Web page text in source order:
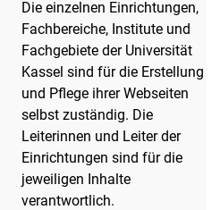
Die einzelnen Einrichtungen,
Fachbereiche, Institute und
Fachgebiete der Universität
Kassel sind für die Erstellung
und Pflege ihrer Webseiten
selbst zuständig. Die
Leiterinnen und Leiter der
Einrichtungen sind für die
jeweiligen Inhalte
verantwortlich.